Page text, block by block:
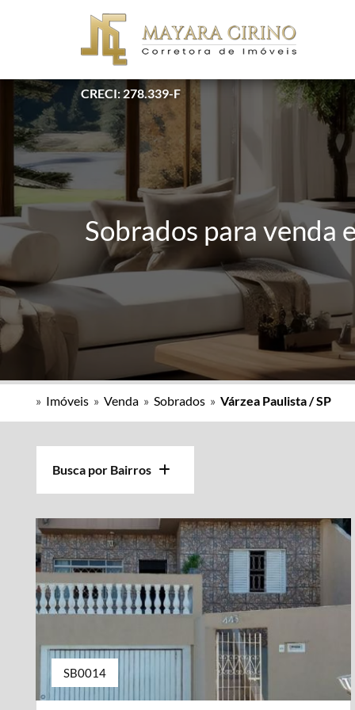
CRECI: 278.339-F
Sobrados para venda
» Imóveis » Venda » Sobrados » Várzea Paulista / SP
Busca por Bairros
SB0014